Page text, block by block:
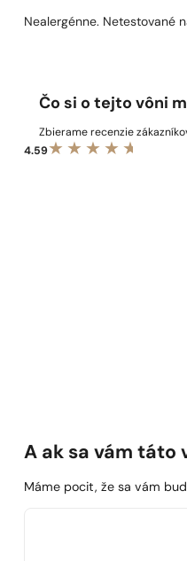
Nealergénne. Netestované
Čo si o tejto vôni
Zbierame recenzie
4.59
A ak sa vám táto
Máme pocit, že sa vám